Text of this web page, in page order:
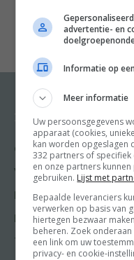
van uitgebreide
Sabrina heeft op elke
van de toetjes (we
vijgen-
passievrucht-
kersenparfait met
zijn vooral de grote
kleurrijke
vlees, lichte
verrassend lekkers die
lopen. Onze tip: pak je
je nog geen reden
Recepten
Gangen
Voorgerecht
Hoofdgerecht
Nagerecht
Tussengerecht
advertentie- en
Informatie op
Meer informatie
Uw persoonsgegevens
apparaat (cookies,
kan worden
332 partners of
en onze partners
gebruiken. Lijst met
Bepaalde leveranciers
verwerken op basis van
hiertegen bezwaar
beheren. Zoek
een link om uw
privacy- en cookie-